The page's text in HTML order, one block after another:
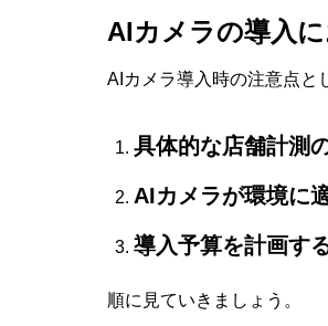
AIカメラの導入
AIカメラ導入時の注意点と
具体的な店舗計測
AIカメラが環境に
導入予算を計画す
順に見ていきましょう。